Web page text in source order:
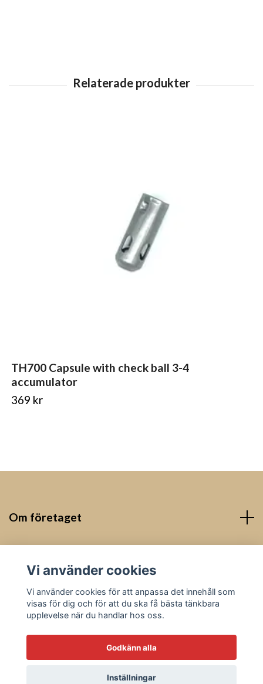
TH700 Capsule with check ball 3-4
accumulator
369 kr
Om företaget
Sociala medier
© 2026 Classic Transmission
Vi använder cookies
Vi använder cookies för att anpassa det innehåll som
visas för dig och för att du ska få bästa tänkbara
upplevelse när du handlar hos oss.
Godkänn alla
Inställningar